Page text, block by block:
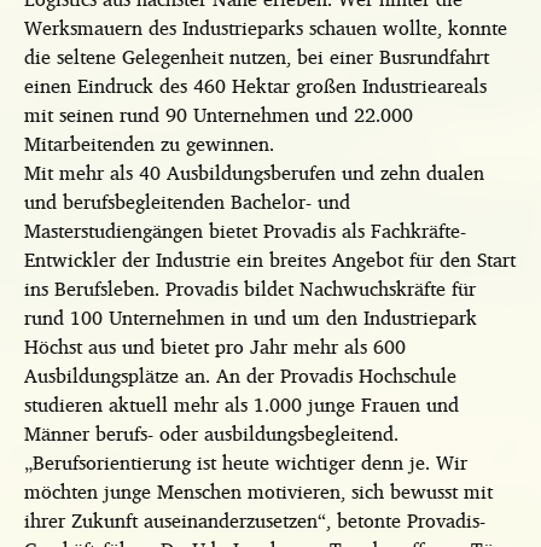
Werksmauern des Industrieparks schauen wollte, konnte
die seltene Gelegenheit nutzen, bei einer Busrundfahrt
einen Eindruck des 460 Hektar großen Industrieareals
mit seinen rund 90 Unternehmen und 22.000
Mitarbeitenden zu gewinnen.
Mit mehr als 40 Ausbildungsberufen und zehn dualen
und berufsbegleitenden Bachelor- und
Masterstudiengängen bietet Provadis als Fachkräfte-
Entwickler der Industrie ein breites Angebot für den Start
ins Berufsleben. Provadis bildet Nachwuchskräfte für
rund 100 Unternehmen in und um den Industriepark
Höchst aus und bietet pro Jahr mehr als 600
Ausbildungsplätze an. An der Provadis Hochschule
studieren aktuell mehr als 1.000 junge Frauen und
Männer berufs- oder ausbildungsbegleitend.
„Berufsorientierung ist heute wichtiger denn je. Wir
möchten junge Menschen motivieren, sich bewusst mit
ihrer Zukunft auseinanderzusetzen“, betonte Provadis-